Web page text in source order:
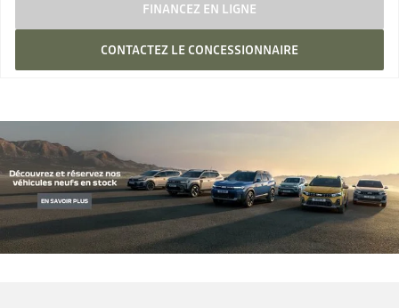
FINANCEZ EN LIGNE
CONTACTEZ LE CONCESSIONNAIRE